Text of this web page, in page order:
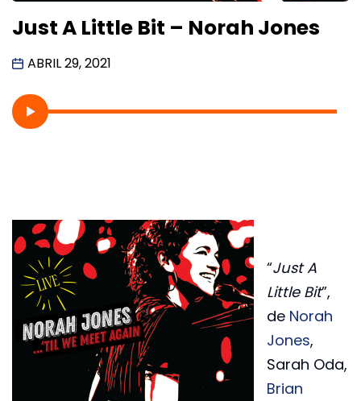
Just A Little Bit – Norah Jones
ABRIL 29, 2021
“Just A
Little Bit”,
de Norah
Jones,
Sarah Oda,
Brian